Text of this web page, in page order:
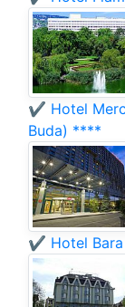
✔️ Hotel
Buda) ****
✔️ Hotel Bara